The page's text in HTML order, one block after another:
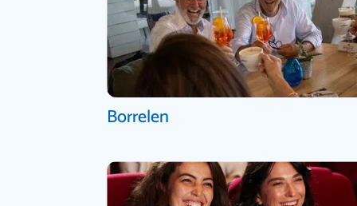
Borrelen